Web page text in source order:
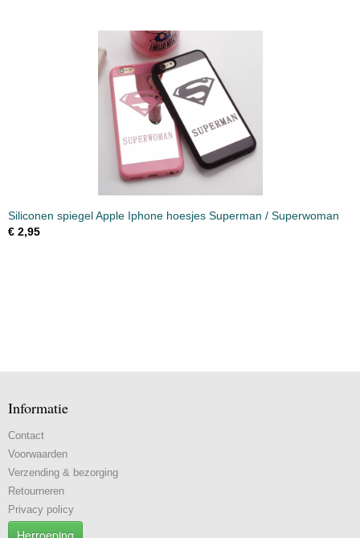
Siliconen spiegel Apple Iphone hoesjes Superman / Superwoman
€ 2,95
Informatie
Contact
Voorwaarden
Verzending & bezorging
Retourneren
Privacy policy
Herroeping